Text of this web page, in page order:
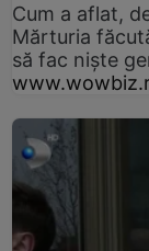
Cum a aflat,
Mărturia
să fac niște